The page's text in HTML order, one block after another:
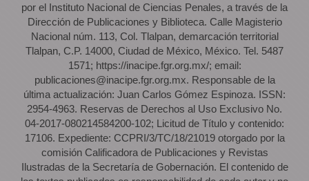
por el Instituto Nacional de Ciencias Penales, a través de la
Dirección de Publicaciones y Biblioteca. Calle Magisterio
Nacional núm. 113, Col. Tlalpan, demarcación territorial
Tlalpan, C.P. 14000, Ciudad de México, México. Tel. 5487
1571; https://inacipe.fgr.org.mx/; email:
publicaciones@inacipe.fgr.org.mx. Responsable de la
última actualización: Juan Carlos Gómez Espinoza. ISSN:
2954-4963. Reservas de Derechos al Uso Exclusivo No.
04-2017-080214584200-102; Licitud de Título y contenido:
17106. Expediente: CCPRI/3/TC/18/21019 otorgado por la
comisión Calificadora de Publicaciones y Revistas
Ilustradas de la Secretaría de Gobernación. El contenido de